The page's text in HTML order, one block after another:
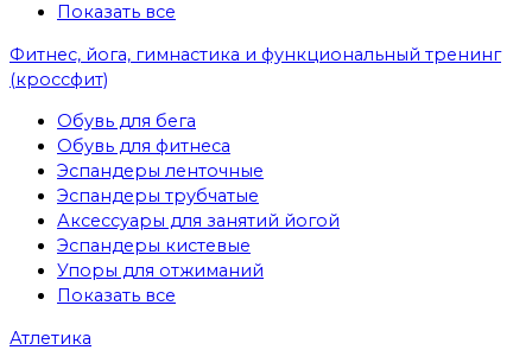
Показать все
Фитнес, йога, гимнастика и функциональный тренинг
(кроссфит)
Обувь для бега
Обувь для фитнеса
Эспандеры ленточные
Эспандеры трубчатые
Аксессуары для занятий йогой
Эспандеры кистевые
Упоры для отжиманий
Показать все
Атлетика